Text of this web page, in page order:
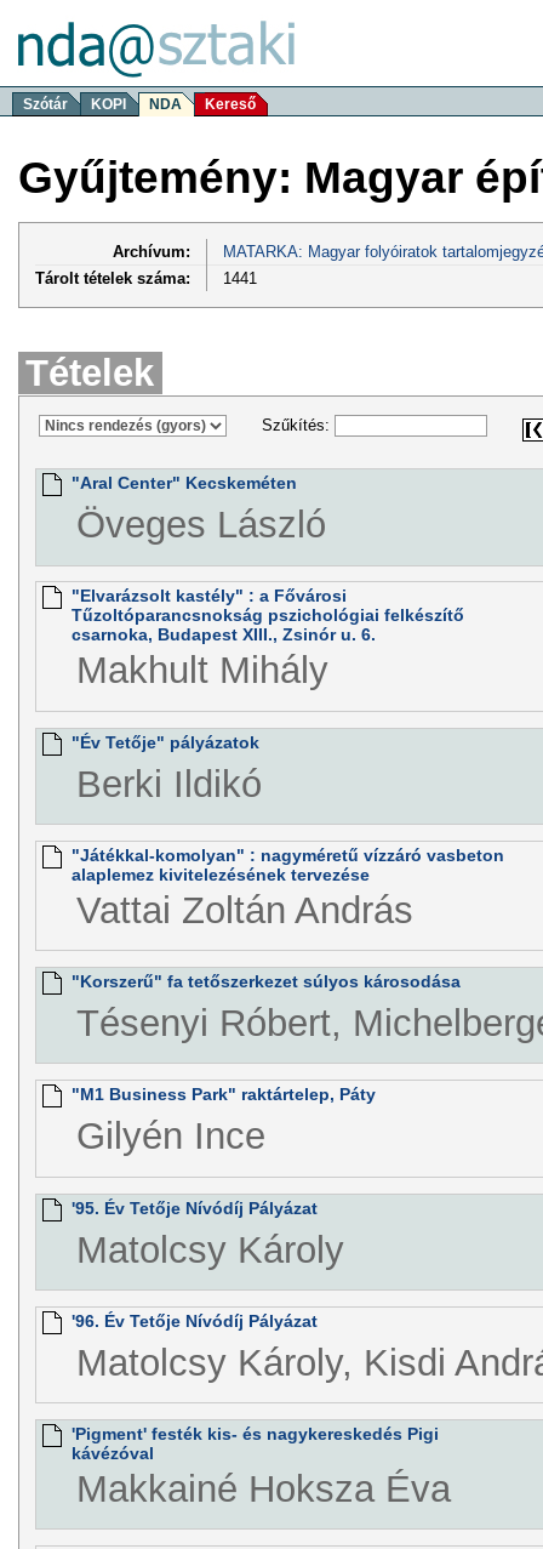
Szótár KOPI NDA Kereső
Gyűjtemény: Magyar
Archívum:
MATARKA: Magyar folyóiratok
Tárolt tételek száma:
1441
Tételek
Szűkítés:
"Aral Center" Kecskeméten
Öveges László
"Elvarázsolt kastély" : a Fővárosi
Tűzoltóparancsnokság pszichológiai felkészítő
csarnoka, Budapest XIII., Zsinór u. 6.
Makhult Mihály
"Év Tetője" pályázatok
Berki Ildikó
"Játékkal-komolyan" : nagyméretű vízzáró vasbeton
alaplemez kivitelezésének tervezése
Vattai Zoltán András
"Korszerű" fa tetőszerkezet súlyos károsodása
Tésenyi Róbert,
"M1 Business Park" raktártelep, Páty
Gilyén Ince
'95. Év Tetője Nívódíj Pályázat
Matolcsy Károly
'96. Év Tetője Nívódíj Pályázat
Matolcsy Károly, Kisdi
'Pigment' festék kis- és nagykereskedés Pigi
kávézóval
Makkainé Hoksza Éva